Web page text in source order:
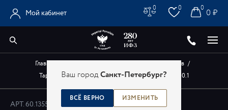
Ваш городСанкт-Петербург?
ВСЁ ВЕРНО ИЗМЕНИТЬ
Мой кабинет
0 0 0 ₽
0
Главная Авторские изделия художников /
Тарелка Татарник на форме Плоская арт 60.13555.00.1
АРТ.60.13555.00.1